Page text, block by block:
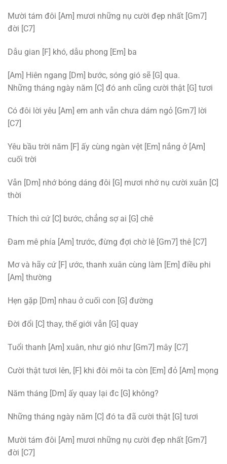
Mười tám đôi [Am] mươi những nụ cười đẹp nhất [Gm7]
đời [C7]
Dẫu gian [F] khó, dẫu phong [Em] ba
[Am] Hiên ngang [Dm] bước, sóng gió sẽ [G] qua.
Những tháng ngày năm [C] đó anh cũng cười thật [G] tươi
Có đôi lời yêu [Am] em anh vẫn chưa dám ngỏ [Gm7] lời
[C7]
Yêu bầu trời năm [F] ấy cùng ngàn vệt [Em] nắng ở [Am]
cuối trời
Vẫn [Dm] nhớ bóng dáng đôi [G] mươi nhớ nụ cười xuân [C]
thời
Thích thì cứ [C] bước, chẳng sợ ai [G] chê
Đam mê phía [Am] trước, đừng đợi chờ lê [Gm7] thê [C7]
Mơ và hãy cứ [F] ước, thanh xuân cùng làm [Em] điều phi
[Am] thường
Hẹn gặp [Dm] nhau ở cuối con [G] đường
Đời đổi [C] thay, thế giới vẫn [G] quay
Tuổi thanh [Am] xuân, như gió như [Gm7] mây [C7]
Cười thật tươi lên, [F] khi đôi môi ta còn [Em] đỏ [Am] mọng
Năm tháng [Dm] ấy quay lại đc [G] không?
Những tháng ngày năm [C] đó ta đã cười thật [G] tươi
Mười tám đôi [Am] mươi những nụ cười đẹp nhất [Gm7]
đời [C7]